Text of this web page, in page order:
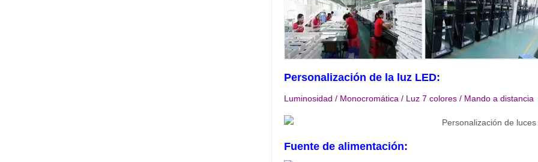
Personalización de la luz LED:
Luminosidad / Monocromática / Luz 7 colores / Mando a distancia
Fuente de alimentación: